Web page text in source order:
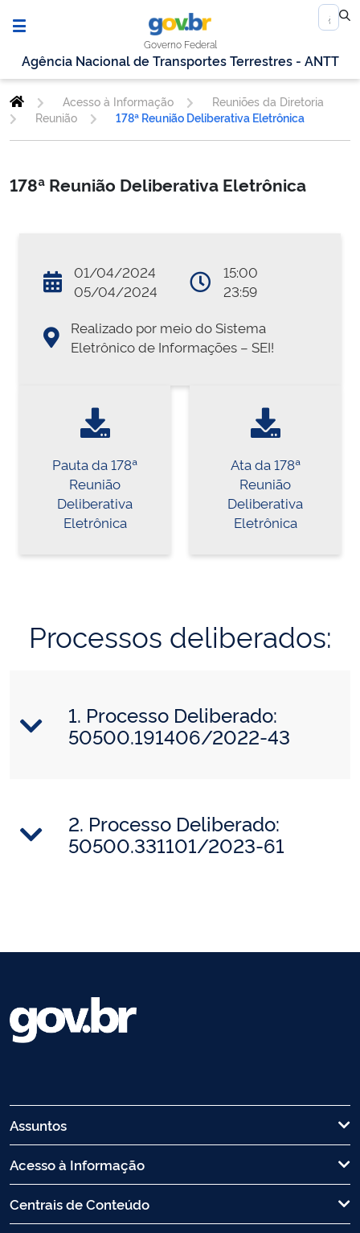
Governo Federal
Agência Nacional de Transportes Terrestres - ANTT
Acesso à Informação
Reuniões da Diretoria
Reunião
178ª Reunião Deliberativa Eletrônica
178ª Reunião Deliberativa Eletrônica
01/04/2024
05/04/2024
15:00
23:59
Realizado por meio do Sistema
Eletrônico de Informações – SEI!
Pauta da 178ª
Reunião
Deliberativa
Eletrônica
Ata da 178ª
Reunião
Deliberativa
Eletrônica
Processos deliberados:
1. Processo Deliberado:
50500.191406/2022-43
2. Processo Deliberado:
50500.331101/2023-61
Assuntos
Acesso à Informação
Centrais de Conteúdo